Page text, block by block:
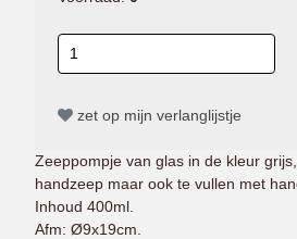
zet op mijn verlanglijstje
Zeeppompje van glas in de kleur
handzeep maar ook te vullen met
Inhoud 400ml.
Afm: Ø9x19cm.